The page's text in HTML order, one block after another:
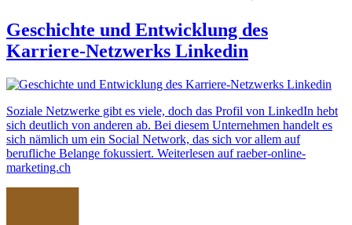
Geschichte und Entwicklung des
Karriere-Netzwerks Linkedin
Soziale Netzwerke gibt es viele, doch das Profil von LinkedIn hebt
sich deutlich von anderen ab. Bei diesem Unternehmen handelt es
sich nämlich um ein Social Network, das sich vor allem auf
berufliche Belange fokussiert. Weiterlesen auf raeber-online-
marketing.ch